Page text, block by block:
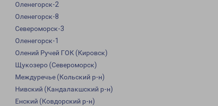
Оленегорск-2
Оленегорск-8
Североморск-3
Оленегорск-1
Олений Ручей ГОК (Кировск)
Щукозеро (Североморск)
Междуречье (Кольский р-н)
Нивский (Кандалакшский р-н)
Енский (Ковдорский р-н)